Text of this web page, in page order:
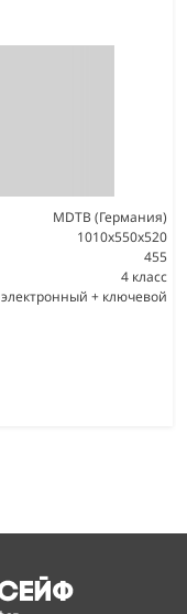
MDTB (Германия)
1010x550x520
455
4 класс
электронный + ключевой